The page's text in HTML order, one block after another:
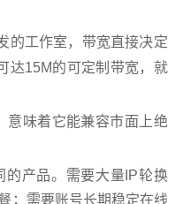
的工作室，带宽直接决定
达15M的可定制带宽，就
意味着它能兼容市面上绝
的产品。需要大量IP轮换
；需要账号长期稳定在线